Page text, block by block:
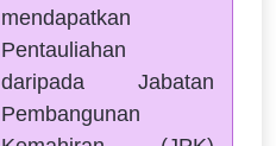
mendapatkan
Pentauliahan
daripada Jabatan
Pembangunan